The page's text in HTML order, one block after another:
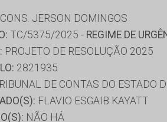
CONS. JERSON DOMINGOS
TC/5375/2025 - REGIME DE
PROJETO DE RESOLUÇÃO 2025
2821935
DE CONTAS DO ESTADO
FLAVIO ESGAIB KAYATT
NÃO HÁ